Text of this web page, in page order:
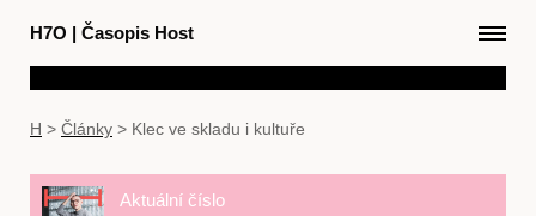
H7O | Časopis Host
H > Články > Klec ve skladu i kultuře
Aktuální číslo